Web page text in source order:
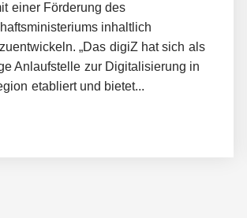
einer Förderung des
inhaltlich
„Das digiZ hat sich als
Anlaufstelle zur Digitalisierung in
etabliert und bietet...
Partnerschaft, um Physical AI breit
Roboter bringt Hightech ins Stadion